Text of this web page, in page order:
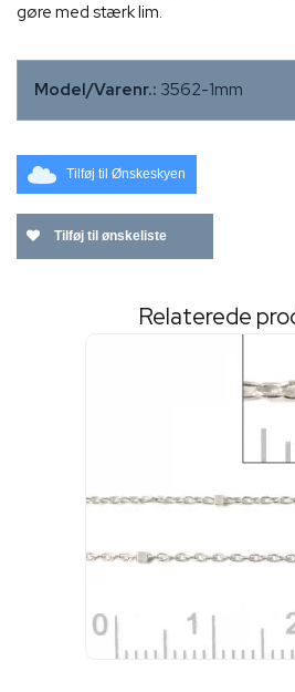
gøre med stærk lim.
Model/Varenr.: 3562-1mm
Tilføj til Ønskeskyen
Tilføj til ønskeliste
Relaterede